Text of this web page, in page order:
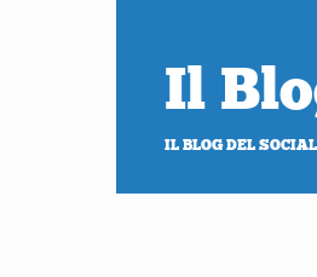
Il
IL BLOG DEL